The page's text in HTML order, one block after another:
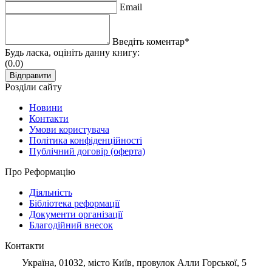
Email
Введіть коментар*
Будь ласка, оцініть данну книгу:
(0.0)
Розділи сайту
Новини
Контакти
Умови користувача
Політика конфіденційності
Публічний договір (оферта)
Про Реформацію
Діяльність
Бібліотека реформації
Документи організації
Благодійний внесок
Контакти
Україна, 01032, місто Київ, провулок Алли Горської, 5